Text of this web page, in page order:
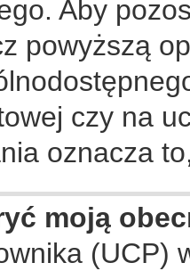
Aby
powyższą
czy na
oznacza
moją
(UCP)